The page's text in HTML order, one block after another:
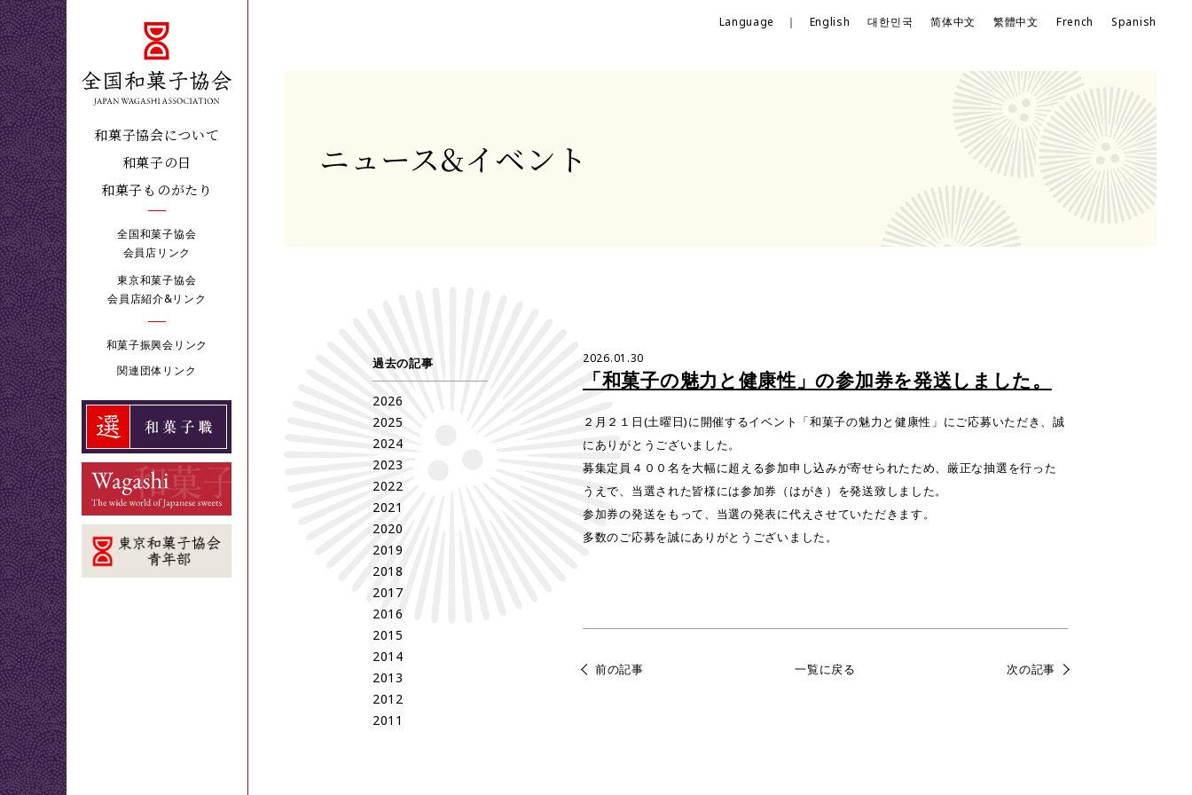
和菓子協会について
和菓子の日
和菓子ものがたり
全国和菓子協会
会員店リンク
東京和菓子協会
会員店紹介&リンク
和菓子振興会リンク
関連団体リンク
Language ｜ English 대한민국 简体中文 繁體中文 French Spanish
ニュース&イベント
過去の記事
2026
2025
2024
2023
2022
2021
2020
2019
2018
2017
2016
2015
2014
2013
2012
2011
2026.01.30
「和菓子の魅力と健康性」の参加券を発送しました。
２月２１日(土曜日)に開催するイベント「和菓子の魅力と健康性」にご応募いただき、誠
にありがとうございました。
募集定員４００名を大幅に超える参加申し込みが寄せられたため、厳正な抽選を行った
うえで、当選された皆様には参加券（はがき）を発送致しました。
参加券の発送をもって、当選の発表に代えさせていただきます。
多数のご応募を誠にありがとうございました。
前の記事 一覧に戻る 次の記事